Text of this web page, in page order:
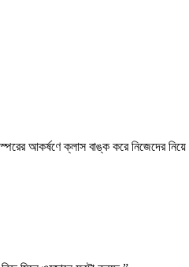
আকর্ষণে ক্লাস বাঙ্ক করে নিজেদের